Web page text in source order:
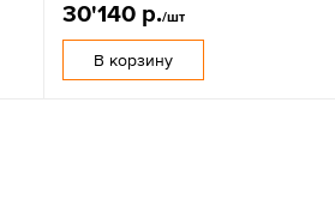
30'140 р./шт
В корзину